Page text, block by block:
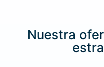
Nuestra